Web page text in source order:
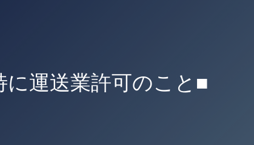
運送業許可のこと■